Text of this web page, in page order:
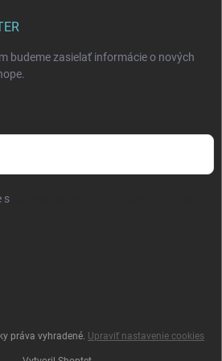
budeme zasielať informácie o nových
s
práva vyhradené. Upraviť nastavenie cookies